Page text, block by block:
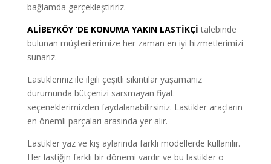
bağlamda gerçekleştiririz.
ALİBEYKÖY ‘DE KONUMA YAKIN LASTİKÇİ talebinde
bulunan müşterilerimize her zaman en iyi hizmetlerimizi
sunarız.
Lastikleriniz ile ilgili çeşitli sıkıntılar yaşamanız
durumunda bütçenizi sarsmayan fiyat
seçeneklerimizden faydalanabilirsiniz. Lastikler araçların
en önemli parçaları arasında yer alır.
Lastikler yaz ve kış aylarında farklı modellerde kullanılır.
Her lastiğin farklı bir dönemi vardır ve bu lastikler o